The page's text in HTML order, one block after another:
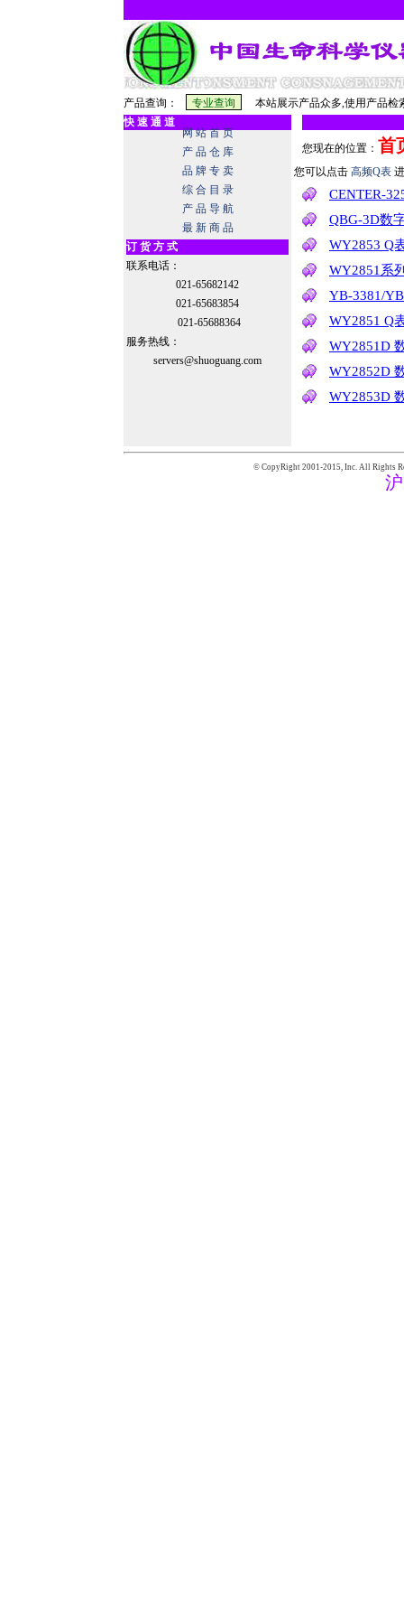
产品查询：
本站展示产品众多,使用产品检
快 速 通 道
网 站 首 页
产 品 仓 库
品 牌 专 卖
综 合 目 录
产 品 导 航
最 新 商 品
订 货 方 式
联系电话：
021-65682142
021-65683854
021-65688364
服务热线：
servers@shuoguang.com
您现在的位置： 首
您可以点击 高频Q表
CENTER-
QBG-3D数
WY2853 Q
WY2851系
YB-3381/
WY2851 Q
WY2851D
WY2852D
WY2853D
© CopyRight 2001-2015, Inc. All Rights